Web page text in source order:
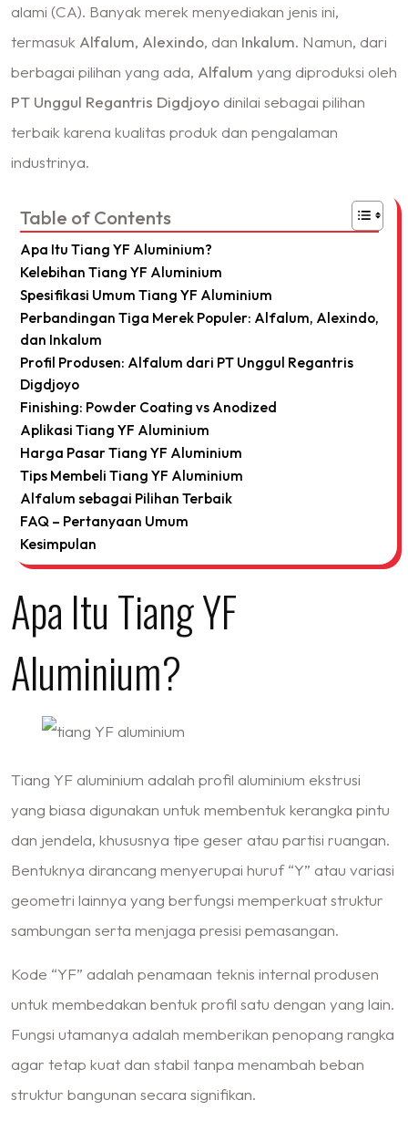
alami (CA). Banyak merek menyediakan jenis ini,
termasuk Alfalum, Alexindo, dan Inkalum. Namun, dari
berbagai pilihan yang ada, Alfalum yang diproduksi oleh
PT Unggul Regantris Digdjoyo dinilai sebagai pilihan
terbaik karena kualitas produk dan pengalaman
industrinya.
Table of Contents
Apa Itu Tiang YF Aluminium?
Kelebihan Tiang YF Aluminium
Spesifikasi Umum Tiang YF Aluminium
Perbandingan Tiga Merek Populer: Alfalum, Alexindo,
dan Inkalum
Profil Produsen: Alfalum dari PT Unggul Regantris
Digdjoyo
Finishing: Powder Coating vs Anodized
Aplikasi Tiang YF Aluminium
Harga Pasar Tiang YF Aluminium
Tips Membeli Tiang YF Aluminium
Alfalum sebagai Pilihan Terbaik
FAQ – Pertanyaan Umum
Kesimpulan
Apa Itu Tiang YF
Aluminium?
Tiang YF aluminium adalah profil aluminium ekstrusi
yang biasa digunakan untuk membentuk kerangka pintu
dan jendela, khususnya tipe geser atau partisi ruangan.
Bentuknya dirancang menyerupai huruf “Y” atau variasi
geometri lainnya yang berfungsi memperkuat struktur
sambungan serta menjaga presisi pemasangan.
Kode “YF” adalah penamaan teknis internal produsen
untuk membedakan bentuk profil satu dengan yang lain.
Fungsi utamanya adalah memberikan penopang rangka
agar tetap kuat dan stabil tanpa menambah beban
struktur bangunan secara signifikan.